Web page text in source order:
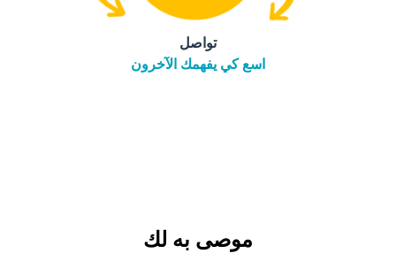
تواصل
اسع كي يفهمك الآخرون
موصى به لك